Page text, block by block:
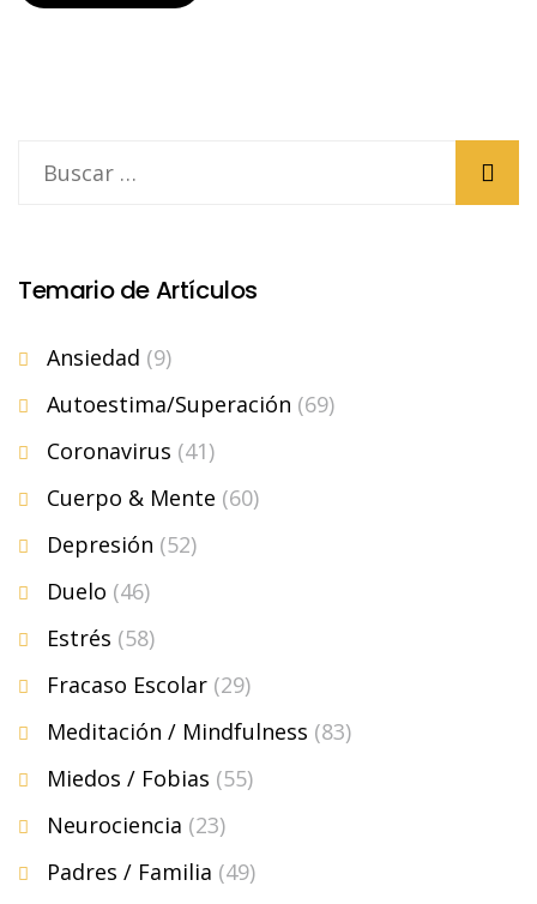
Temario de Artículos
Ansiedad (9)
Autoestima/Superación (69)
Coronavirus (41)
Cuerpo & Mente (60)
Depresión (52)
Duelo (46)
Estrés (58)
Fracaso Escolar (29)
Meditación / Mindfulness (83)
Miedos / Fobias (55)
Neurociencia (23)
Padres / Familia (49)